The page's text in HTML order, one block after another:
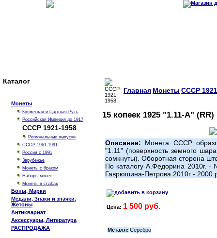
Каталог
Монеты
Княжеская и Царская Русь
Российская Империя до 1917
СССР 1921-1958
Региональные выпуски
СССР 1961-1991
Россия с 1991
Зарубежье
Монеты с браком
Наборы монет
Монеты в слабах
Боны, Марки
Медали, Знаки и значки,
Жетоны
Антиквариат
Аксессуары, Литература
РАСПРОДАЖА
Главная Монеты СССР
15 копеек 1925 "1.11-А" (RR)
Описание: Монета СССР
"1.11" (поверхность земного
сомкнуты). Оборотная сторона
По каталогу А.Федорина 2010г. -
Гаврюшина-Петрова 2010г - 2000
Цена: 1 500 руб.
Металл: Серебро